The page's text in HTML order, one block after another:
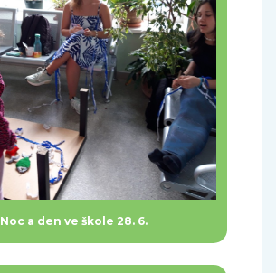
Noc a den ve škole 28. 6.